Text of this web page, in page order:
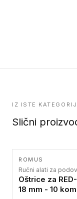
IZ ISTE
Slični
ROMUS
Ručni alati za
Oštrice za
18 mm - 10